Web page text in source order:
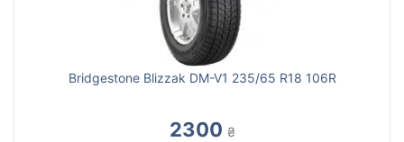
Bridgestone Blizzak DM-V1 235/65 R18 106R
2300 ₴